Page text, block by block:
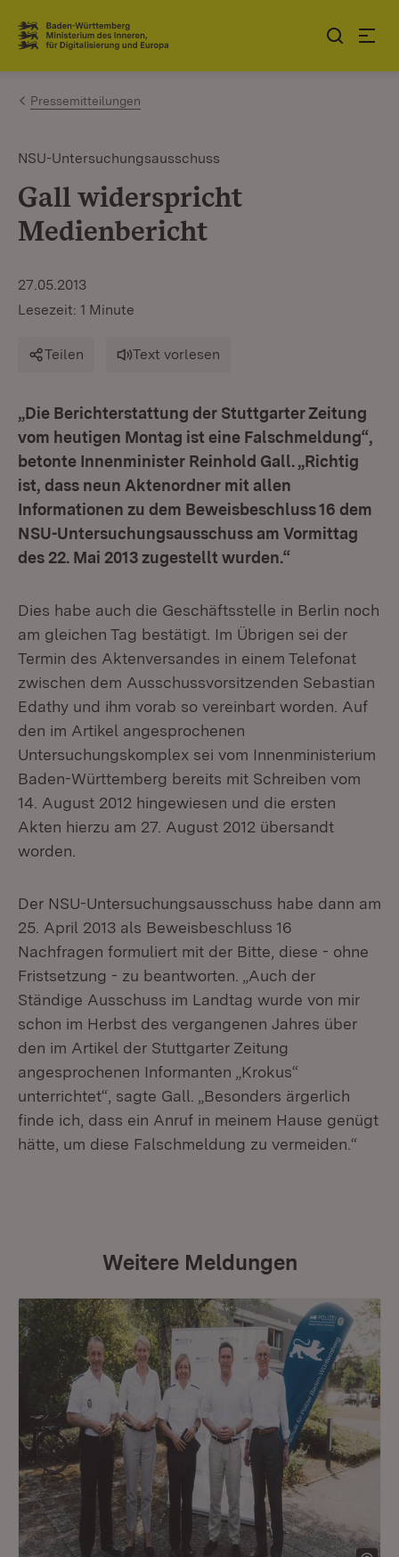
Zum Inhalt springen
Link zur Startseite
Pressemitteilungen
NSU-Untersuchungsausschuss
Gall widerspricht
Medienbericht
27.05.2013
Lesezeit: 1 Minute
Teilen Text vorlesen
„Die Berichterstattung der Stuttgarter Zeitung
vom heutigen Montag ist eine Falschmeldung“,
betonte Innenminister Reinhold Gall. „Richtig
ist, dass neun Aktenordner mit allen
Informationen zu dem Beweisbeschluss 16 dem
NSU-Untersuchungsausschuss am Vormittag
des 22. Mai 2013 zugestellt wurden.“
Dies habe auch die Geschäftsstelle in Berlin noch
am gleichen Tag bestätigt. Im Übrigen sei der
Termin des Aktenversandes in einem Telefonat
zwischen dem Ausschussvorsitzenden Sebastian
Edathy und ihm vorab so vereinbart worden. Auf
den im Artikel angesprochenen
Untersuchungskomplex sei vom Innenministerium
Baden-Württemberg bereits mit Schreiben vom
14. August 2012 hingewiesen und die ersten
Akten hierzu am 27. August 2012 übersandt
worden.
Der NSU-Untersuchungsausschuss habe dann am
25. April 2013 als Beweisbeschluss 16
Nachfragen formuliert mit der Bitte, diese - ohne
Fristsetzung - zu beantworten. „Auch der
Ständige Ausschuss im Landtag wurde von mir
schon im Herbst des vergangenen Jahres über
den im Artikel der Stuttgarter Zeitung
angesprochenen Informanten „Krokus“
unterrichtet“, sagte Gall. „Besonders ärgerlich
finde ich, dass ein Anruf in meinem Hause genügt
hätte, um diese Falschmeldung zu vermeiden.“
Weitere Meldungen